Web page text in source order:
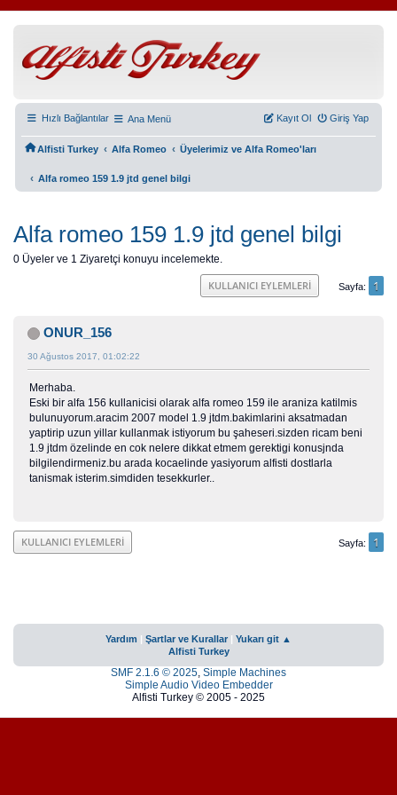
Hızlı Bağlantılar Ana Menü Giriş Yap
Kayıt Ol
Alfisti Turkey ‹ Alfa Romeo ‹ Üyelerimiz ve Alfa Romeo'ları
‹ Alfa romeo 159 1.9 jtd genel bilgi
Alfa romeo 159 1.9 jtd genel bilgi
0 Üyeler ve 1 Ziyaretçi konuyu incelemekte.
Sayfa 1
KULLANICI EYLEMLERI
ONUR_156
30 Ağustos 2017, 01:02:22
Merhaba.
Eski bir alfa 156 kullanicisi olarak alfa romeo 159 ile araniza katilmis
bulunuyorum.aracim 2007 model 1.9 jtdm.bakimlarini aksatmadan
yaptirip uzun yillar kullanmak istiyorum bu şaheseri.sizden ricam beni
1.9 jtdm özelinde en cok nelere dikkat etmem gerektigi konusjnda
bilgilendirmeniz.bu arada kocaelinde yasiyorum alfisti dostlarla
tanismak isterim.simdiden tesekkurler..
Sayfa 1
KULLANICI EYLEMLERI
Yardım | Şartlar ve Kurallar | Yukarı git ▲
Alfisti Turkey
SMF 2.1.6 © 2025, Simple Machines
Simple Audio Video Embedder
Alfisti Turkey © 2005 - 2025